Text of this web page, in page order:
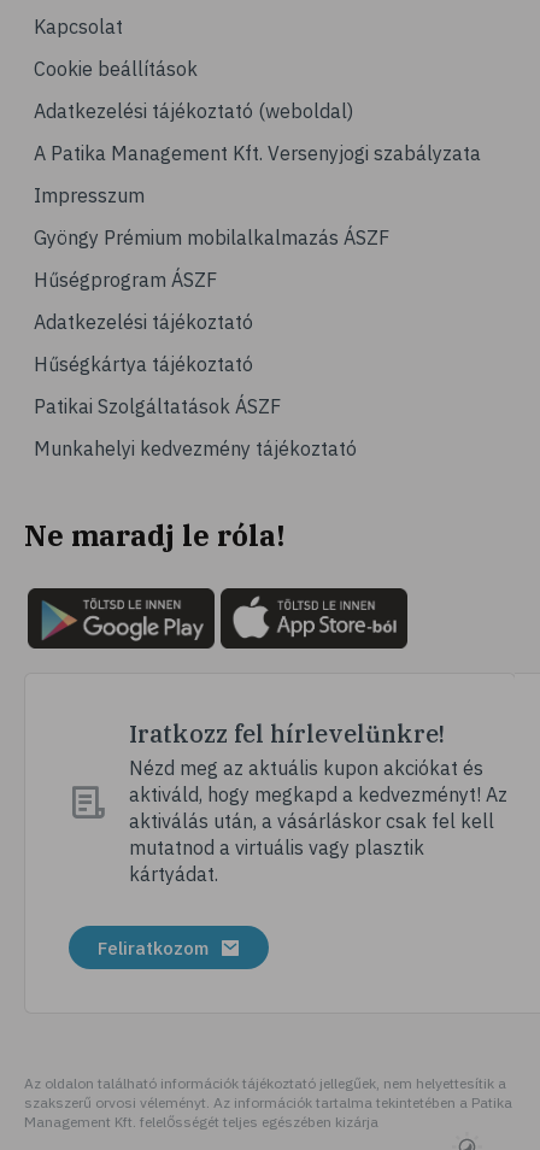
Kapcsolat
Cookie beállítások
Adatkezelési tájékoztató (weboldal)
A Patika Management Kft. Versenyjogi szabályzata
Impresszum
Gyöngy Prémium mobilalkalmazás ÁSZF
Hűségprogram ÁSZF
Adatkezelési tájékoztató
Hűségkártya tájékoztató
Patikai Szolgáltatások ÁSZF
Munkahelyi kedvezmény tájékoztató
Ne maradj le róla!
Iratkozz fel hírlevelünkre!
Nézd meg az aktuális kupon akciókat és
aktiváld, hogy megkapd a kedvezményt! Az
aktiválás után, a vásárláskor csak fel kell
mutatnod a virtuális vagy plasztik
kártyádat.
Feliratkozom
Az oldalon található információk tájékoztató jellegűek, nem helyettesítik a
szakszerű orvosi véleményt. Az információk tartalma tekintetében a Patika
Management Kft. felelősségét teljes egészében kizárja